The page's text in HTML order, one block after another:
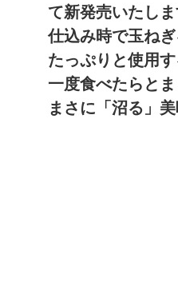
て新発売いたしま
仕込み時で玉ねぎ
たっぷりと使用
一度食べたらと
まさに「沼る」